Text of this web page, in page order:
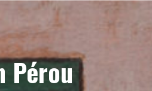
Pérou